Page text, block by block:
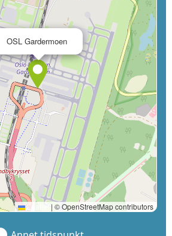
OSL Gardermoen
Leaflet | © OpenStreetMap contributors